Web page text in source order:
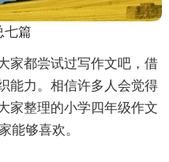
七篇
家都尝试过写作文吧，借
能力。相信许多人会觉得
家整理的小学四年级作文
能够喜欢。